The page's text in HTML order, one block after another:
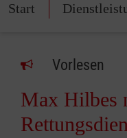
Start
Vorlesen
Max Hilbes